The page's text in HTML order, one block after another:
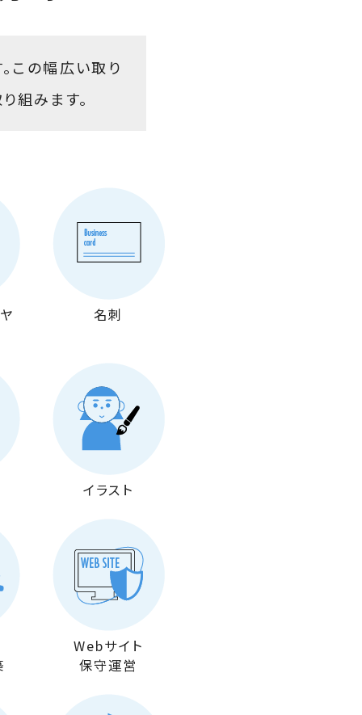
この幅広い取り
組みます。
名刺
イラスト
Webサイト
保守運営